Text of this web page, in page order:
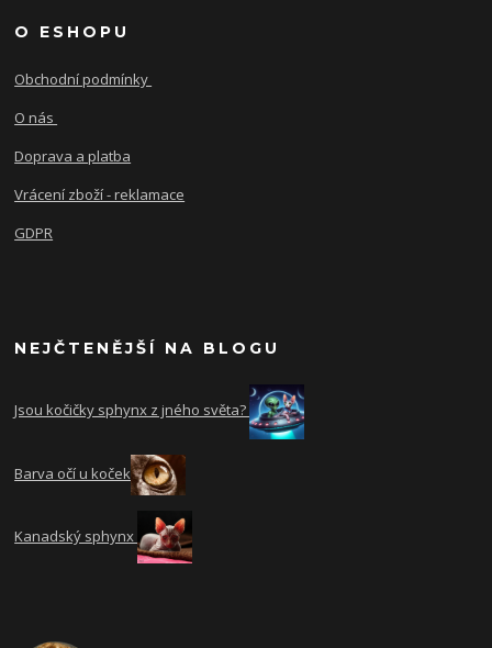
O ESHOPU
Obchodní podmínky
O nás
Doprava a platba
Vrácení zboží - reklamace
GDPR
NEJČTENĚJŠÍ NA BLOGU
Jsou kočičky sphynx z jného světa?
Barva očí u koček
Kanadský sphynx